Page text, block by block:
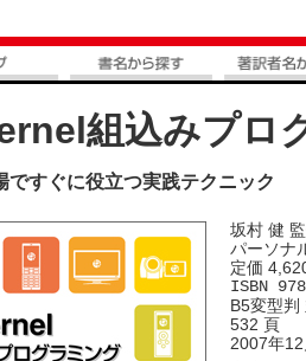
組込みプロ
ですぐに役立つ実践テクニック
坂村 健
パーソナ
定価
ISBN
B5変型判
532 頁
2007年